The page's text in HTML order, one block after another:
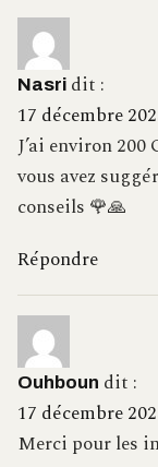
Nasri dit :
17 décembre
J’ai environ
vous avez
conseils 🌹🙏
Répondre
Ouhboun dit :
17 décembre
Merci pour les